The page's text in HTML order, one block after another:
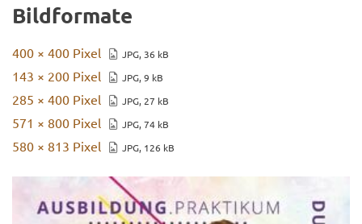
Bild­for­ma­te
400 × 400 Pixel JPG, 36 kB
143 × 200 Pixel JPG, 9 kB
285 × 400 Pixel JPG, 27 kB
571 × 800 Pixel JPG, 74 kB
580 × 813 Pixel JPG, 126 kB